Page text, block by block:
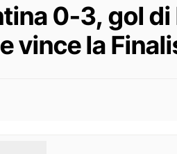
0-3, gol di
vince la